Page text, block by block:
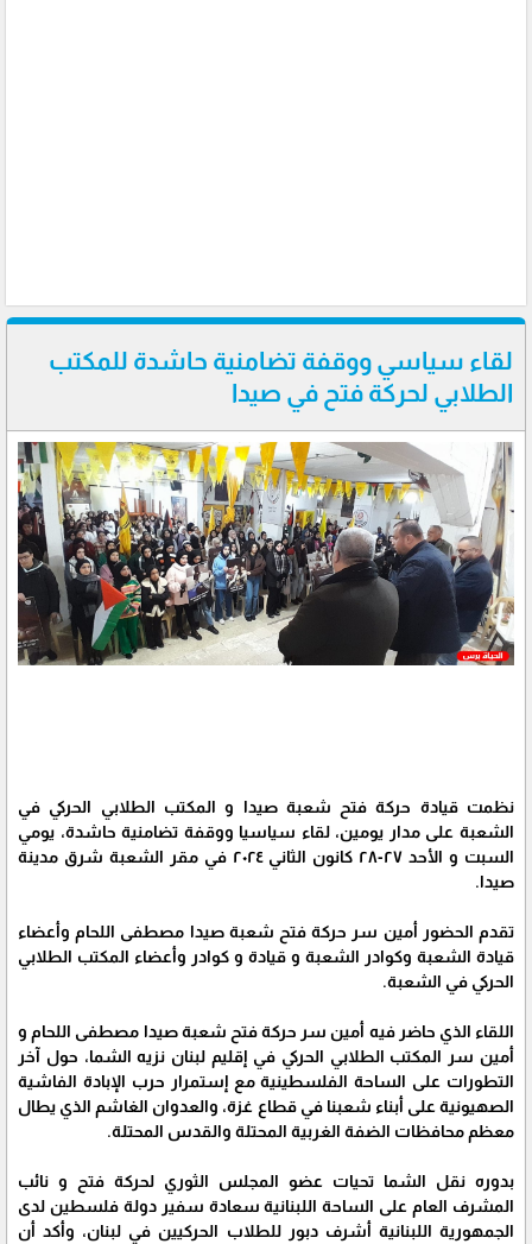
لقاء سياسي ووقفة تضامنية حاشدة للمكتب
الطلابي لحركة فتح في صيدا
نظمت قيادة حركة فتح شعبة صيدا و المكتب الطلابي الحركي في
الشعبة على مدار يومين، لقاء سياسيا ووقفة تضامنية حاشدة، يومي
السبت و الأحد ٢٧-٢٨ كانون الثاني ٢٠٢٤ في مقر الشعبة شرق مدينة
صيدا.
تقدم الحضور أمين سر حركة فتح شعبة صيدا مصطفى اللحام وأعضاء
قيادة الشعبة وكوادر الشعبة و قيادة و كوادر وأعضاء المكتب الطلابي
الحركي في الشعبة.
اللقاء الذي حاضر فيه أمين سر حركة فتح شعبة صيدا مصطفى اللحام و
أمين سر المكتب الطلابي الحركي في إقليم لبنان نزيه الشما، حول آخر
التطورات على الساحة الفلسطينية مع إستمرار حرب الإبادة الفاشية
الصهيونية على أبناء شعبنا في قطاع غزة، والعدوان الغاشم الذي يطال
معظم محافظات الضفة الغربية المحتلة والقدس المحتلة.
بدوره نقل الشما تحيات عضو المجلس الثوري لحركة فتح و نائب
المشرف العام على الساحة اللبنانية سعادة سفير دولة فلسطين لدى
الجمهورية اللبنانية أشرف دبور للطلاب الحركيين في لبنان، وأكد أن